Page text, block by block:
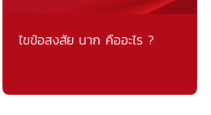
ไขข้อสงสัย นาก คืออะไร ?